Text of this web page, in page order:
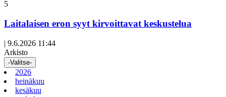
5
Laitalaisen eron syyt kirvoittavat keskustelua
| 9.6.2026 11:44
Arkisto
-Valitse-
2026
heinäkuu
kesäkuu